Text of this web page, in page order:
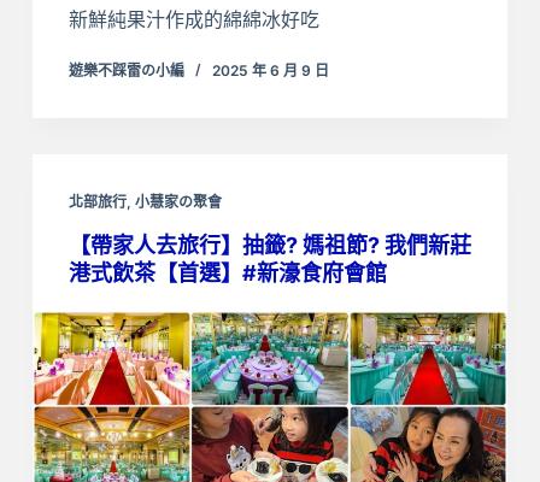
新鮮純果汁作成的綿綿冰好吃
遊樂不踩雷の小編 2025 年 6 月 9 日
北部旅行, 小慧家の聚會
【帶家人去旅行】抽籤? 媽祖節? 我們新莊
港式飲茶【首選】#新濠食府會館